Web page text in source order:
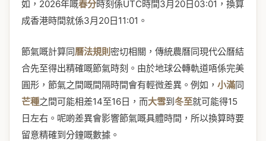
如，2026年嘅春分時刻係UTC時間3月20日03:01，換算
成香港時間就係3月20日11:01。
節氣嘅計算同曆法規則 密切相關，傳統農曆同現代公曆結
合先至得出精確嘅節氣時刻。由於地球公轉軌道唔係完美
圓形，節氣之間嘅間隔時間會有輕微差異。例如， 小滿同
芒種之間可能相差14至16日，而大雪到冬至就可能得15
日左右。呢啲差異會影響節氣嘅具體時間，所以換算時要
留意精確到分鐘嘅數據。